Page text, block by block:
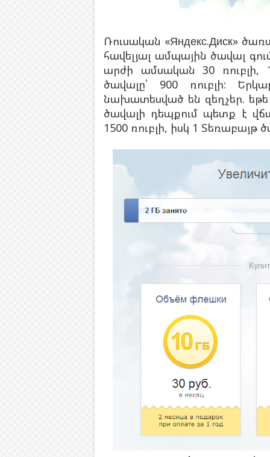
Ռուսական «Яндекс.Диск»
հավելյալ ամպային ծավալ
արժի ամսական 30 ռուբլի,
ծավալը՝ 900 ռուբլի:
նախատեսված են զեղչեր.
ծավալի դեպքում պետք է
1500 ռուբլի, իսկ 1 Տեռաբայթ